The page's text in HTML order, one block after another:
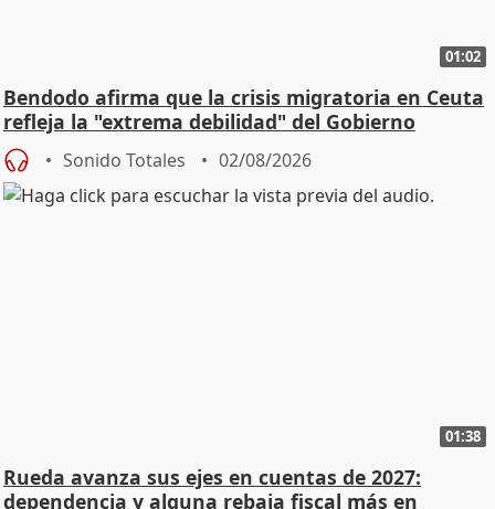
01:02
Bendodo afirma que la crisis migratoria en Ceuta
refleja la "extrema debilidad" del Gobierno
Sonido Totales 02/08/2026
01:38
Rueda avanza sus ejes en cuentas de 2027:
dependencia y alguna rebaja fiscal más en